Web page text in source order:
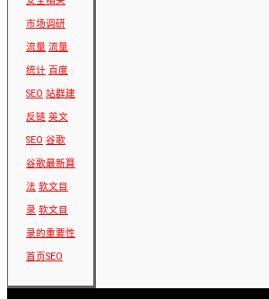
市场调研
流量 流量
统计 百度
SEO 站群建
反链 英文
SEO 谷歌
谷歌最新算
法 软文目
录 软文目
录的重要性
首页SEO